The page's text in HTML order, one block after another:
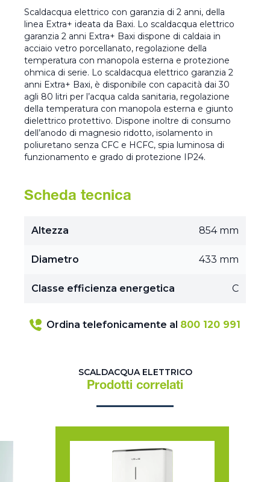
Scaldacqua elettrico con garanzia di 2 anni, della
linea Extra+ ideata da Baxi. Lo scaldacqua elettrico
garanzia 2 anni Extra+ Baxi dispone di caldaia in
acciaio vetro porcellanato, regolazione della
temperatura con manopola esterna e protezione
ohmica di serie. Lo scaldacqua elettrico garanzia 2
anni Extra+ Baxi, è disponibile con capacità dai 30
agli 80 litri per l’acqua calda sanitaria, regolazione
della temperatura con manopola esterna e giunto
dielettrico protettivo. Dispone inoltre di consumo
dell’anodo di magnesio ridotto, isolamento in
poliuretano senza CFC e HCFC, spia luminosa di
funzionamento e grado di protezione IP24.
Scheda tecnica
Altezza 854 mm
Diametro 433 mm
Classe efficienza energetica C
Ordina telefonicamente al 800 120 991
SCALDACQUA ELETTRICO
Prodotti correlati